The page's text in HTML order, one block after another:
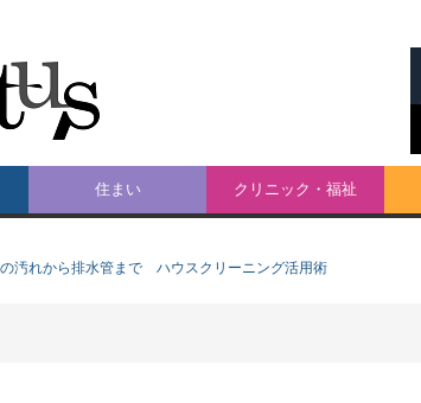
住まい クリニック・福祉
汚れから排水管まで ハウスクリーニング活用術